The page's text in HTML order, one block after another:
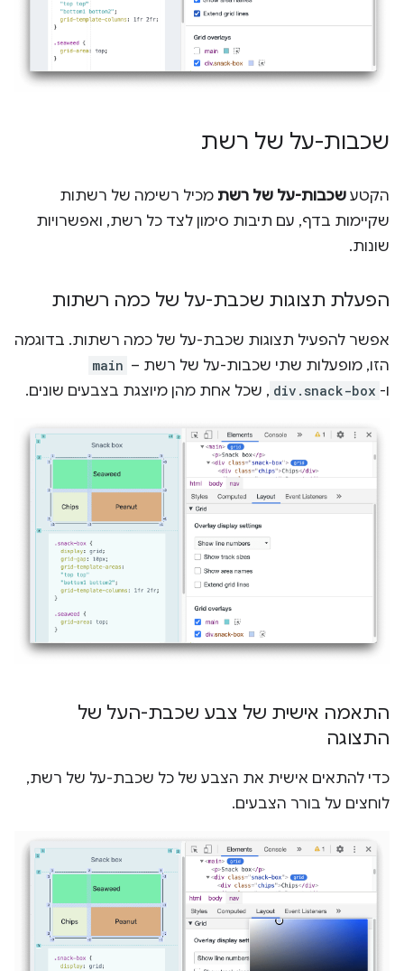
שכבות-על של רשת
הקטע שכבות-על של רשת מכיל רשימה של רשתות
שקיימות בדף, עם תיבות סימון לצד כל רשת, ואפשרויות
שונות.
הפעלת תצוגות שכבת-על של כמה רשתות
אפשר להפעיל תצוגות שכבת-על של כמה רשתות. בדוגמה
הזו, מופעלות שתי שכבות-על של רשת – main
ו- div.snack-box , שכל אחת מהן מיוצגת בצבעים שונים.
התאמה אישית של צבע שכבת-העל של
התצוגה
כדי להתאים אישית את הצבע של כל שכבת-על של רשת,
לוחצים על בורר הצבעים.